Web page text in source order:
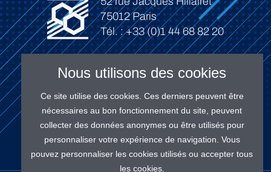
75012 Paris
Tél. : +33 (0)1 44 68 82 20
Connexion
Nous utilisons des cookies
Ce site utilise des cookies. Ces derniers peuvent être
nécessaires au bon fonctionnement du site, peuvent
collecter des données anonymes ou être utilisés pour
personnaliser votre expérience de navigation. Vous
pouvez personnaliser les cookies utilisés ou accepter tous
les cookies.